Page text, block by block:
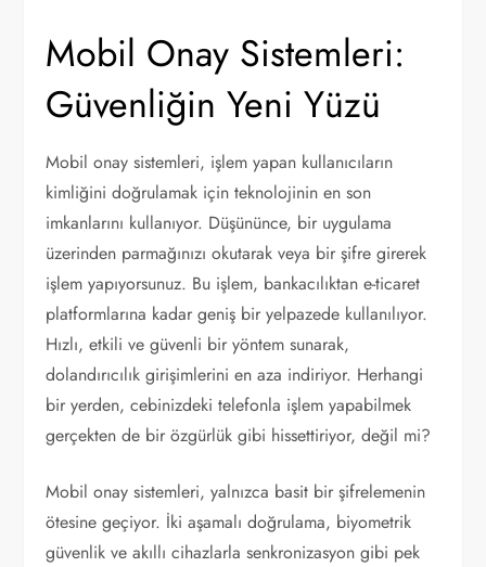
Mobil Onay Sistemleri:
Güvenliğin Yeni Yüzü
Mobil onay sistemleri, işlem yapan kullanıcıların
kimliğini doğrulamak için teknolojinin en son
imkanlarını kullanıyor. Düşününce, bir uygulama
üzerinden parmağınızı okutarak veya bir şifre girerek
işlem yapıyorsunuz. Bu işlem, bankacılıktan e-ticaret
platformlarına kadar geniş bir yelpazede kullanılıyor.
Hızlı, etkili ve güvenli bir yöntem sunarak,
dolandırıcılık girişimlerini en aza indiriyor. Herhangi
bir yerden, cebinizdeki telefonla işlem yapabilmek
gerçekten de bir özgürlük gibi hissettiriyor, değil mi?
Mobil onay sistemleri, yalnızca basit bir şifrelemenin
ötesine geçiyor. İki aşamalı doğrulama, biyometrik
güvenlik ve akıllı cihazlarla senkronizasyon gibi pek